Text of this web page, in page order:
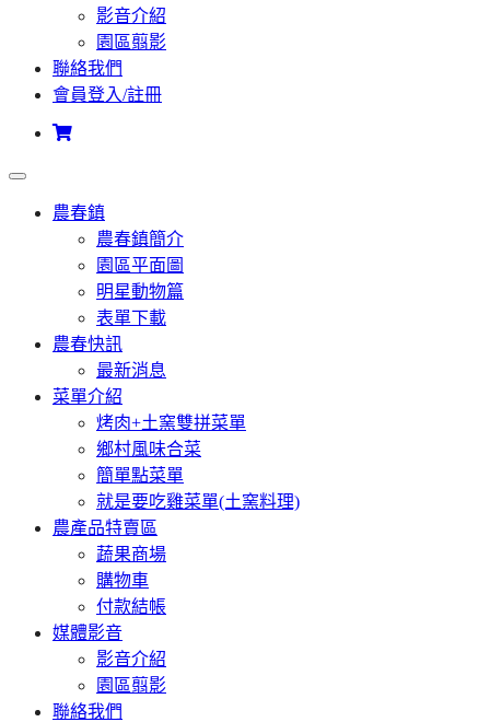
影音介紹
園區翦影
聯絡我們
會員登入/註冊
農春鎮
農春鎮簡介
園區平面圖
明星動物篇
表單下載
農春快訊
最新消息
菜單介紹
烤肉+土窯雙拼菜單
鄉村風味合菜
簡單點菜單
就是要吃雞菜單(土窯料理)
農產品特賣區
蔬果商場
購物車
付款結帳
媒體影音
影音介紹
園區翦影
聯絡我們